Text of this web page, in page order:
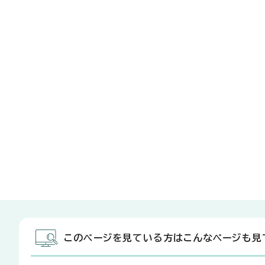
このページを見ている方はこんなページも見